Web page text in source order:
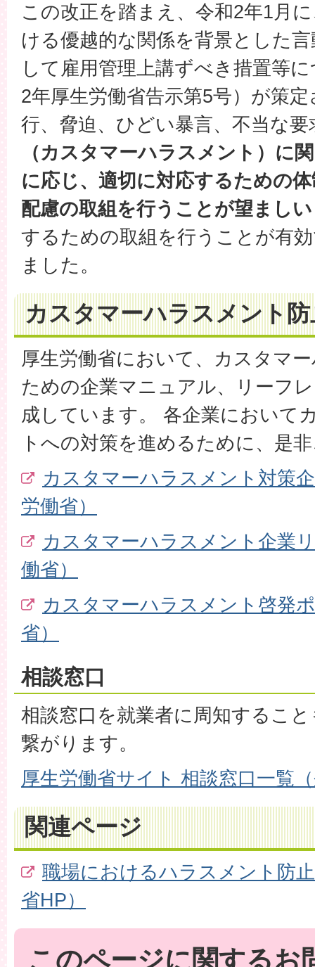
この改正を踏まえ、令和2年1月
ける優越的な関係を背景とした
して雇用管理上講ずべき措置等
2年厚生労働省告示第5号）が策
行、脅迫、ひどい暴言、不当な
（カスタマーハラスメント）に
に応じ、適切に対応するための
配慮の取組を行うことが望ましい
するための取組を行うことが有
ました。
カスタマーハラスメント
厚生労働省において、カスタマ
ための企業マニュアル、リーフ
成しています。 各企業において
トへの対策を進めるために、是
カスタマーハラスメント対策
労働省）
カスタマーハラスメント企業
働省）
カスタマーハラスメント啓発
省）
相談窓口
相談窓口を就業者に周知するこ
繋がります。
厚生労働省サイト 相談窓口一覧
関連ページ
職場におけるハラスメント防
省HP）
このページに関するお